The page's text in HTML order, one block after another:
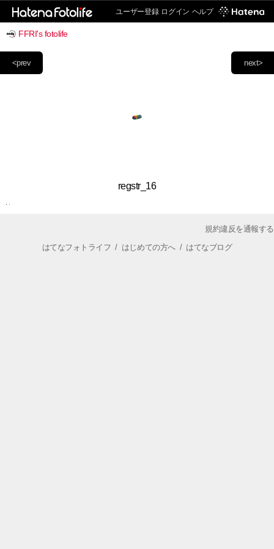
ユーザー登録 ログイン ヘルプ
FFRI's fotolife
next>
<prev
regstr_16
規約違反を通報する
はてなフォトライフ / はじめての方へ/ はてなブログ